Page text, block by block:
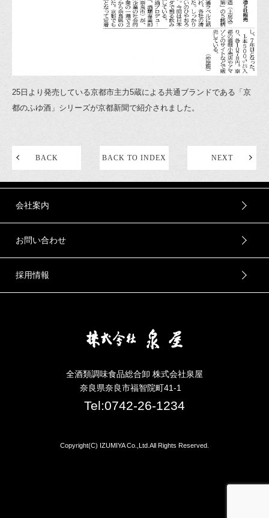
25日より発売している京都市主力5蔵による共通ブランドである「京
都のふゆ酒」シリーズが京都新聞で紹介されました。
BACK BACK TO INDEX NEXT
会社案内
お問い合わせ
採用情報
全酒類調味食品総合卸 株式会社泉屋
奈良県奈良市福智院町41-1
Tel:0742-26-1234
Copyright(C) IZUMIYA Co.,Ltd.All Rights Reserved.